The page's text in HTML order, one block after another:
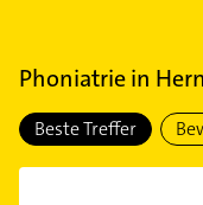
Phoniatriein
Beste Treffer